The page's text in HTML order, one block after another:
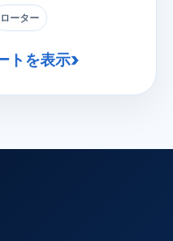
ローター
トを表示